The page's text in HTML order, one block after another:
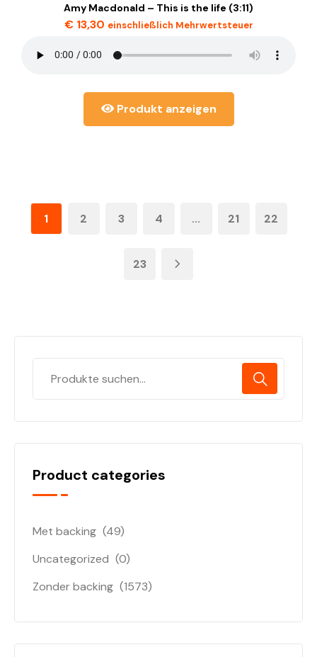
Amy Macdonald – This is the life (3:11)
€13,30 einschließlich Mehrwertsteuer
Produkt anzeigen
1 2 3 4 ... 21 22
23
Product categories
Met backing (49)
Uncategorized (0)
Zonder backing (1573)